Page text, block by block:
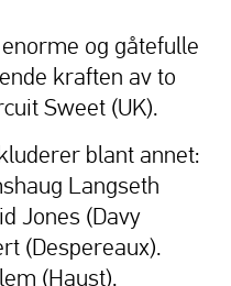
og gåtefulle
kraften av to
Sweet (UK).
blant annet:
Langseth
Jones (Davy
(Despereaux).
(Haust).